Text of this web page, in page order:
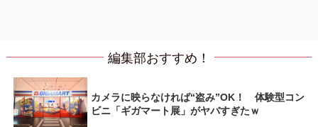
編集部おすすめ！
カメラに映らなければ“盗み”OK！ 体験型コン
ビニ「ギガマート展」がヤバすぎたｗ